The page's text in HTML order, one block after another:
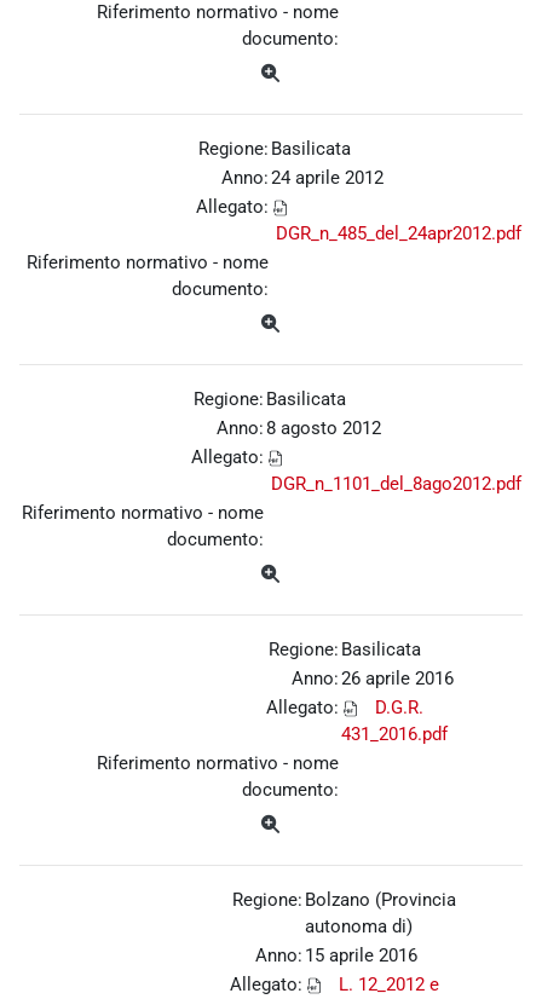
Riferimento normativo - nome
documento:
Regione: Basilicata
Anno:24 aprile 2012
Allegato:
DGR_n_485_del_24apr2012.pdf
Riferimento normativo - nome
documento:
Regione: Basilicata
Anno:8 agosto 2012
Allegato:
DGR_n_1101_del_8ago2012.pdf
Riferimento normativo - nome
documento:
Regione: Basilicata
Anno:26 aprile 2016
Allegato:
D.G.R.
431_2016.pdf
Riferimento normativo - nome
documento:
Regione: Bolzano (Provincia
autonoma di)
Anno: 15 aprile 2016
Allegato:
L. 12_2012 e